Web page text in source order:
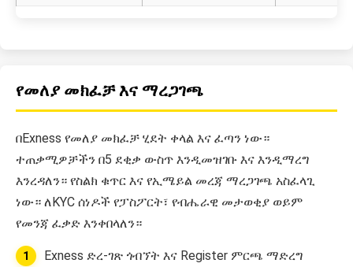
የመለያ መክፈቻ እና ማረጋገጫ
በExness የመለያ መክፈቻ ሂደት ቀላል እና ፈጣን ነው።
ተጠቃሚዎቻችን በ5 ደቂቃ ውስጥ እንዲመዝገቡ እና እንዲማረግ
እንረዳለን። የስልክ ቁጥር እና የኢሜይል መረጃ ማረጋገጫ አስፈላጊ
ነው። ለKYC ሰነዶች የፓስፖርት፣ የብሔራዊ መታወቂያ ወይም
የመንጃ ፈቃድ እንቀበላለን።
Exness ድረ-ገጽ ጎብኘት እና Register ምርጫ ማድረግ